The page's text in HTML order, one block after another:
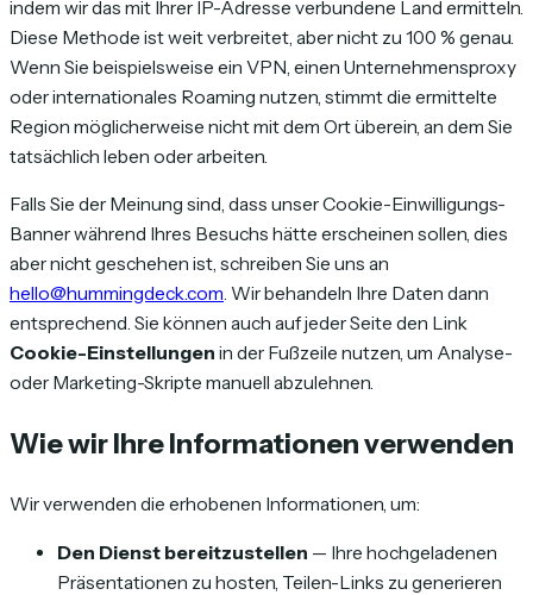
indem wir das mit Ihrer IP-Adresse verbundene Land ermitteln.
Diese Methode ist weit verbreitet, aber nicht zu 100 % genau.
Wenn Sie beispielsweise ein VPN, einen Unternehmensproxy
oder internationales Roaming nutzen, stimmt die ermittelte
Region möglicherweise nicht mit dem Ort überein, an dem Sie
tatsächlich leben oder arbeiten.
Falls Sie der Meinung sind, dass unser Cookie-Einwilligungs-
Banner während Ihres Besuchs hätte erscheinen sollen, dies
aber nicht geschehen ist, schreiben Sie uns an
hello@hummingdeck.com. Wir behandeln Ihre Daten dann
entsprechend. Sie können auch auf jeder Seite den Link
Cookie-Einstellungen in der Fußzeile nutzen, um Analyse-
oder Marketing-Skripte manuell abzulehnen.
Wie wir Ihre Informationen verwenden
Wir verwenden die erhobenen Informationen, um:
Den Dienst bereitzustellen — Ihre hochgeladenen
Präsentationen zu hosten, Teilen-Links zu generieren